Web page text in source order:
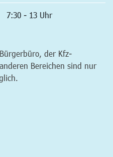
7:30 - 13 Uhr
der Kfz-
Bereichen sind nur